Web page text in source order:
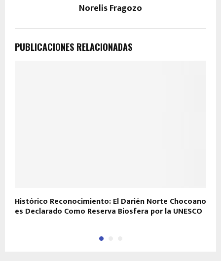
Norelis Fragozo
PUBLICACIONES RELACIONADAS
Histórico Reconocimiento: El Darién Norte Chocoano
es Declarado Como Reserva Biosfera por la UNESCO